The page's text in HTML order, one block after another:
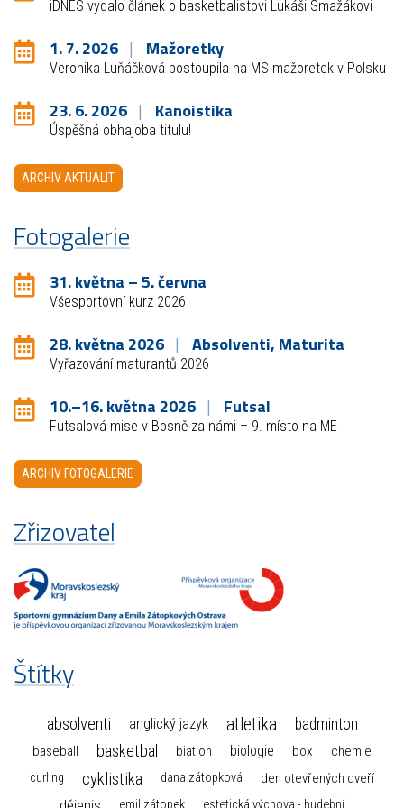
iDNES vydalo článek o basketbalistovi Lukáši Smažákovi
1. 7. 2026 Mažoretky
Veronika Luňáčková postoupila na MS mažoretek v Polsku
23. 6. 2026 Kanoistika
Úspěšná obhajoba titulu!
ARCHIV AKTUALIT
Fotogalerie
31. května – 5. června
Všesportovní kurz 2026
28. května 2026 Absolventi, Maturita
Vyřazování maturantů 2026
10.–16. května 2026 Futsal
Futsalová mise v Bosně za námi – 9. místo na ME
ARCHIV FOTOGALERIE
Zřizovatel
Štítky
absolventi anglický jazyk atletika badminton
baseball basketbal biatlon biologie box chemie
curling cyklistika dana zátopková den otevřených dveří
emil zátopek estetická výchova - hudební